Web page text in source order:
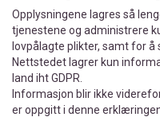
Opplysningene lagres så
tjenestene og administrere
lovpålagte plikter, samt for å
Nettstedet lagrer kun
land iht GDPR.
Informasjon blir ikke
er oppgitt i denne